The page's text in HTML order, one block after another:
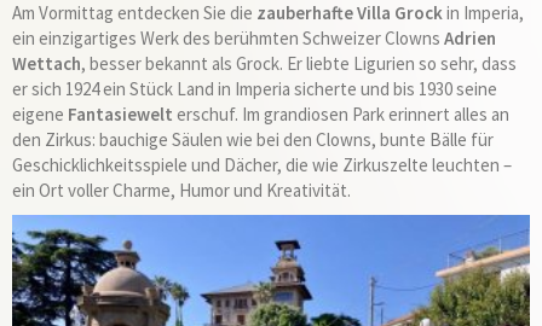
Am Vormittag entdecken Sie die zauberhafte Villa Grockin Imperia,
ein einzigartiges Werk des berühmten Schweizer Clowns Adrien
Wettach, besser bekannt als Grock. Er liebte Ligurien so sehr, dass
er sich 1924 ein Stück Land in Imperia sicherte und bis 1930 seine
eigene Fantasiewelt erschuf. Im grandiosen Park erinnert alles an
den Zirkus: bauchige Säulen wie bei den Clowns, bunte Bälle für
Geschicklichkeitsspiele und Dächer, die wie Zirkuszelte leuchten –
ein Ort voller Charme, Humor und Kreativität.